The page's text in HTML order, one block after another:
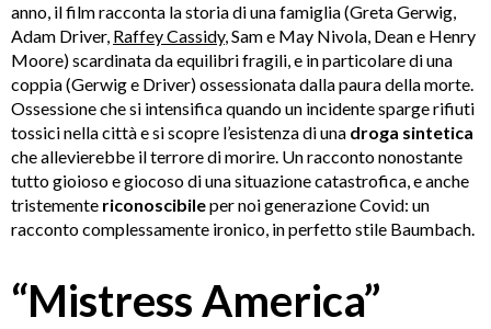
anno, il film racconta la storia di una famiglia (Greta Gerwig,
Adam Driver, Raffey Cassidy, Sam e May Nivola, Dean e Henry
Moore) scardinata da equilibri fragili, e in particolare di una
coppia (Gerwig e Driver) ossessionata dalla paura della morte.
Ossessione che si intensifica quando un incidente sparge rifiuti
tossici nella città e si scopre l’esistenza di una droga sintetica
che allevierebbe il terrore di morire. Un racconto nonostante
tutto gioioso e giocoso di una situazione catastrofica, e anche
tristemente riconoscibileper noi generazione Covid: un
racconto complessamente ironico, in perfetto stile Baumbach.
“Mistress America”